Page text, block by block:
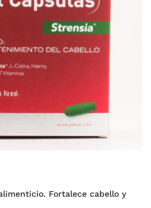
Fortalece cabello y